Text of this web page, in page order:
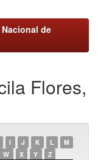
de
Flores,
I J K L
M
W X Y Z